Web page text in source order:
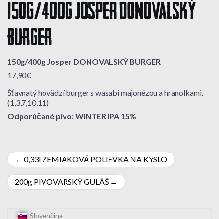
150g/400g Josper DONOVALSKÝ
BURGER
150g/400g Josper DONOVALSKÝ BURGER
17,90€
Šťavnatý hovädzí burger s wasabi majonézou a hranolkami.
(1,3,7,10,11)
Odporúčané pivo: WINTER IPA 15%
Navigácia
v
0,33l ZEMIAKOVÁ POLIEVKA NA KYSLO
200g PIVOVARSKÝ GULÁŠ
Slovenčina